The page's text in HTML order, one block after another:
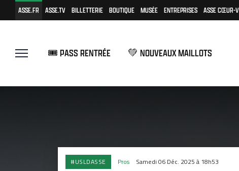
ASSE.FR ASSE.TV BILLETTERIE BOUTIQUE MUSÉE ENTREPRISES ASSE CŒUR-
🎟️ PASS RENTRÉE 💚 NOUVEAUX MAILLOTS
#USLDASSE Pros Samedi 06 Déc. 2025 à 18h53